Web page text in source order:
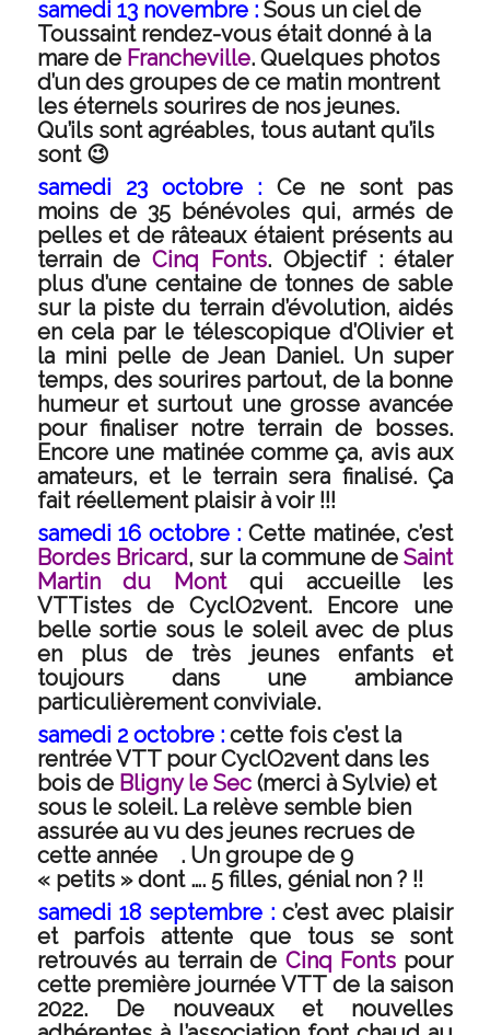
samedi 13 novembre :Sous un ciel de
Toussaint rendez-vous était donné à la
mare de Francheville. Quelques photos
d’un des groupes de ce matin montrent
les éternels sourires de nos jeunes.
Qu’ils sont agréables, tous autant qu’ils
sont 😉
samedi 23 octobre : Ce ne sont pas
moins de 35 bénévoles qui, armés de
pelles et de râteaux étaient présents au
terrain deCinq Fonts. Objectif : étaler
plus d’une centaine de tonnes de sable
sur la piste du terrain d’évolution, aidés
en cela par le télescopique d’Olivier et
la mini pelle de Jean Daniel. Un super
temps, des sourires partout, de la bonne
humeur et surtout une grosse avancée
pour finaliser notre terrain de bosses.
Encore une matinée comme ça, avis aux
amateurs, et le terrain sera finalisé. Ça
fait réellement plaisir à voir !!!
samedi 16 octobre : Cette matinée, c’est
Bordes Bricard, sur la commune deSaint
Martin du Montqui accueille les
VTTistes de CyclO2vent. Encore une
belle sortie sous le soleil avec de plus
en plus de très jeunes enfants et
toujours dans une ambiance
particulièrement conviviale.
samedi 2 octobre :cette fois c’est la
rentrée VTT pour CyclO2vent dans les
bois de Bligny le Sec(merci à Sylvie) et
sous le soleil. La relève semble bien
assurée au vu des jeunes recrues de
cette année
. Un groupe de 9
« petits » dont …. 5 filles, génial non ? !!
samedi 18 septembre : c’est avec plaisir
et parfois attente que tous se sont
retrouvés au terrain de Cinq Fonts pour
cette première journée VTT de la saison
2022. De nouveaux et nouvelles